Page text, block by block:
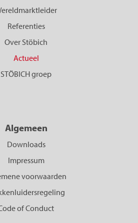
Referenties
Over Stöbich
Actueel
STÖBICH groep
Algemeen
Downloads
Impressum
voorwaarden
of Conduct